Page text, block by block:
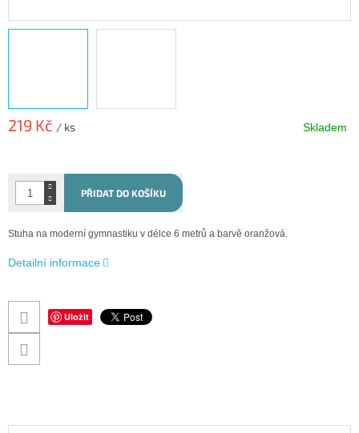
219 Kč / ks
Skladem
PŘIDAT DO KOŠÍKU
Stuha na moderní gymnastiku v délce 6 metrů a barvě oranžová.
Detailní informace
Uložit